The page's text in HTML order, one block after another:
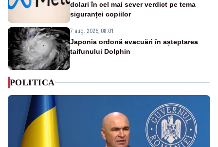
dolari în cel mai sever verdict pe tema
siguranței copiilor
7 aug. 2026, 08:01
Japonia ordonă evacuări în așteptarea
taifunului Dolphin
POLITICA